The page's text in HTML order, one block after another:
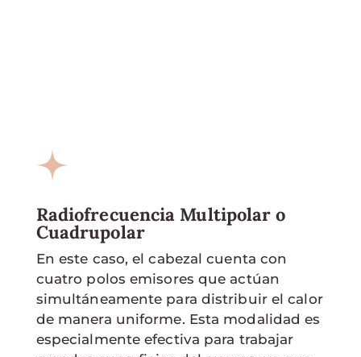
Radiofrecuencia Multipolar o
Cuadrupolar
En este caso, el cabezal cuenta con
cuatro polos emisores que actúan
simultáneamente para distribuir el calor
de manera uniforme. Esta modalidad es
especialmente efectiva para trabajar